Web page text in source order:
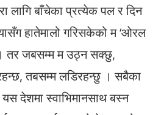
लागि बाँचेका प्रत्येक पल र दिन
हातेमालो गरिसकेको म ‘ओरल
तर जबसम्म म उठ्न सक्छु,
तबसम्म लडिरहन्छु । सबैका
यस देशमा स्वाभिमानसाथ बस्न